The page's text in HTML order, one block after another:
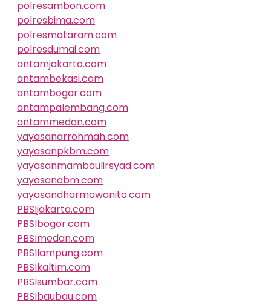
polresambon.com
polresbima.com
polresmataram.com
polresdumai.com
antamjakarta.com
antambekasi.com
antambogor.com
antampalembang.com
antammedan.com
yayasanarrohmah.com
yayasanpkbm.com
yayasanmambaulirsyad.com
yayasanabm.com
yayasandharmawanita.com
PBSIjakarta.com
PBSIbogor.com
PBSImedan.com
PBSIlampung.com
PBSIkaltim.com
PBSIsumbar.com
PBSIbaubau.com